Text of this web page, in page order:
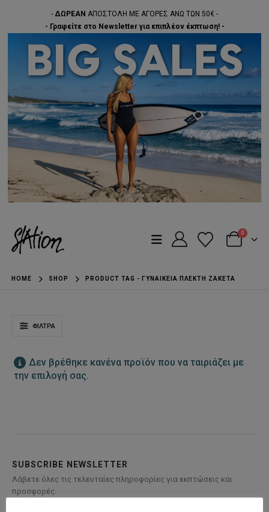
- ΔΩΡΕΑΝ ΑΠΟΣΤΟΛΗ ΜΕ ΑΓΟΡΕΣ ΑΝΩ ΤΩΝ 50€ -
- Γραφείτε στο Newsletter για επιπλέον έκπτωση! -
0
HOME SHOP PRODUCT TAG - ΓΥΝΑΙΚΕΊΑ ΠΛΕΚΤΉ ΖΑΚΈΤΑ
ΦΊΛΤΡΑ
Δεν βρέθηκε κανένα προϊόν που να ταιριάζει με
την επιλογή σας.
SUBSCRIBE NEWSLETTER
Λάβετε όλες τις τελευταίες πληροφορίες για εκπτώσεις και
προσφορές.